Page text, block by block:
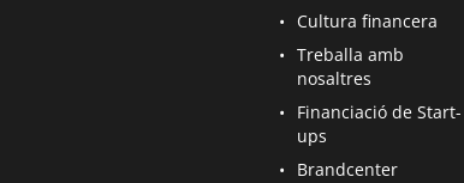
Cultura financera
S’obre en una pàgina nova
Treballa amb
nosaltres
S’obre en una pàgina nova
Financiació de Start-
ups
S’obre en una pàgina nova
Brandcenter
S’obre en una pàgina nova